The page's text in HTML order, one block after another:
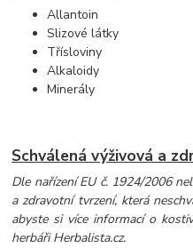
Allantoin
Slizové látky
Třísloviny
Alkaloidy
Minerály
Schválená výživová a
Dle nařízení EU č. 1924/2006
a zdravotní tvrzení, která
abyste si více informací o
herbáři Herbalista.cz.